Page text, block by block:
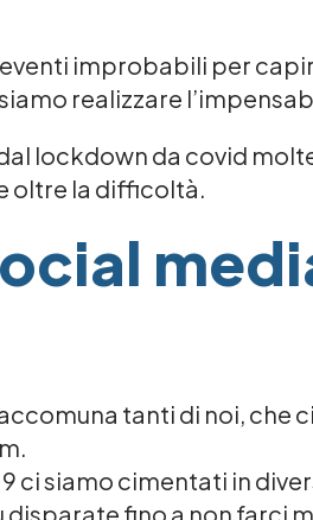
improbabili per
realizzare
lockdown da covid
oltre la difficoltà.
tanti di noi, che
ci siamo cimentati in
fino a non farci